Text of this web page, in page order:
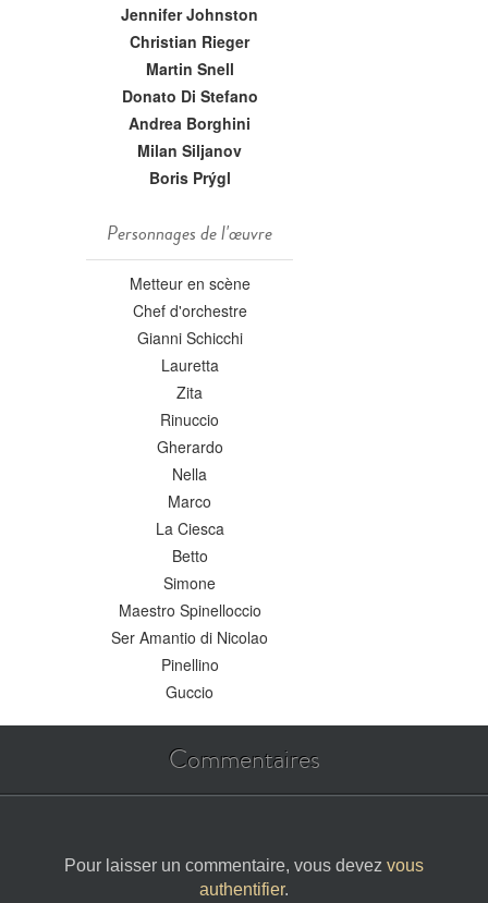
Jennifer Johnston
Christian Rieger
Martin Snell
Donato Di Stefano
Andrea Borghini
Milan Siljanov
Boris Prýgl
Personnages de l'œuvre
Metteur en scène
Chef d'orchestre
Gianni Schicchi
Lauretta
Zita
Rinuccio
Gherardo
Nella
Marco
La Ciesca
Betto
Simone
Maestro Spinelloccio
Ser Amantio di Nicolao
Pinellino
Guccio
Commentaires
Pour laisser un commentaire, vous devez vous
authentifier.